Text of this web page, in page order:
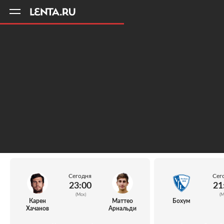
Карен
Хачанов
Сегодня
23:00
(Мск)
Маттео
Арнальди
Бохум